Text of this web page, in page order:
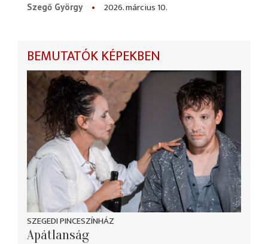
Szegő György
2026. március 10.
BEMUTATÓK KÉPEKBEN
SZEGEDI PINCESZÍNHÁZ
Apátlanság